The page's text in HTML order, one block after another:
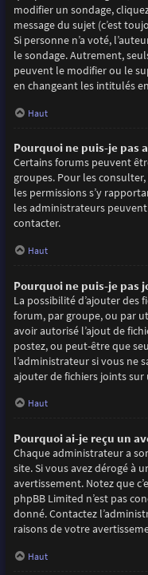
modifier un sondage,
message du sujet (c’est
Si personne n’a voté,
le sondage. Autrement,
peuvent le modifier ou le
en changeant les intitulés
Haut
Pourquoi ne puis-je pas
Certains forums peuvent
groupes. Pour les
les permissions s’y
les administrateurs peuvent
contacter.
Haut
Pourquoi ne puis-je pas
La possibilité d’ajouter des
forum, par groupe, ou par
avoir autorisé l’ajout de
postez, ou peut-être que
l’administrateur si vous ne
ajouter de fichiers joints sur
Haut
Pourquoi ai-je reçu un
Chaque administrateur a
site. Si vous avez dérogé à
avertissement. Notez que
phpBB Limited n’est pas
donné. Contactez
raisons de votre
Haut